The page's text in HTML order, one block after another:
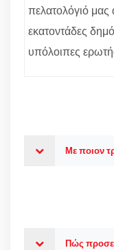
πελατολόγιό μας
εκατοντάδες
υπόλοιπες
Με ποιον
Πώς